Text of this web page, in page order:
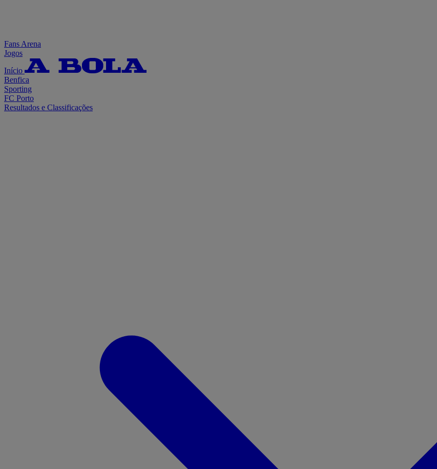
Fans Arena
Jogos
Início
Benfica
Sporting
FC Porto
Resultados e Classificações